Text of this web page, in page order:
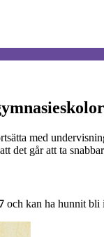
med
det går att ta
och kan ha hunnit bli